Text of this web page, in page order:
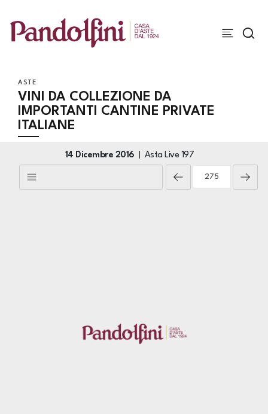
ASTE
VINI DA COLLEZIONE DA
IMPORTANTI CANTINE PRIVATE
ITALIANE
14 Dicembre 2016 Asta Live 197